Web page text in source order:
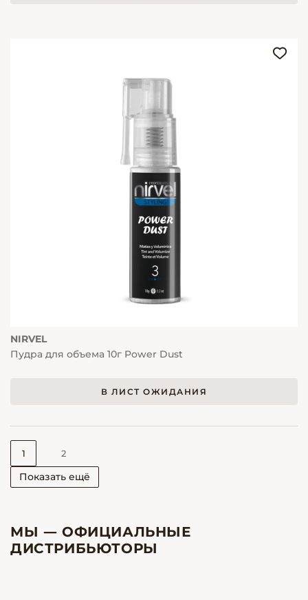
NIRVEL
Пудра для объема 10г Power Dust
В ЛИСТ ОЖИДАНИЯ
Показать ещё
1 2
МЫ — ОФИЦИАЛЬНЫЕ
ДИСТРИБЬЮТОРЫ